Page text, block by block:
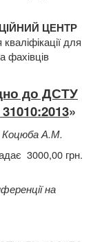
ЦЕНТР
для
фахівців
до ДСТУ
31010:2013»
Коцюба А.М.
3000,00 грн.
на